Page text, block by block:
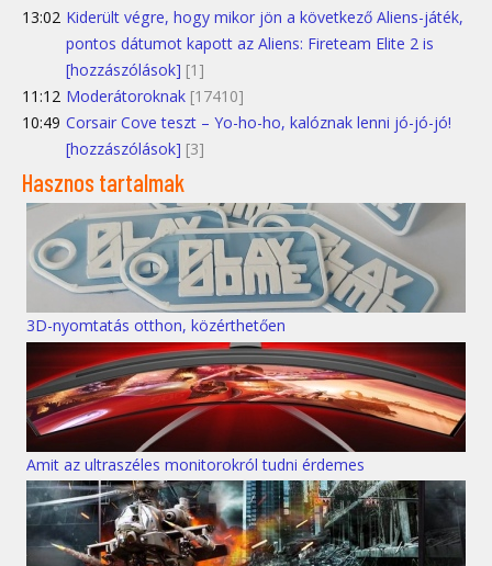
13:02 Kiderült végre, hogy mikor jön a következő Aliens-játék,
pontos dátumot kapott az Aliens: Fireteam Elite 2 is
[hozzászólások] [1]
11:12 Moderátoroknak [17410]
10:49 Corsair Cove teszt – Yo-ho-ho, kalóznak lenni jó-jó-jó!
[hozzászólások] [3]
Hasznos tartalmak
3D-nyomtatás otthon, közérthetően
Amit az ultraszéles monitorokról tudni érdemes